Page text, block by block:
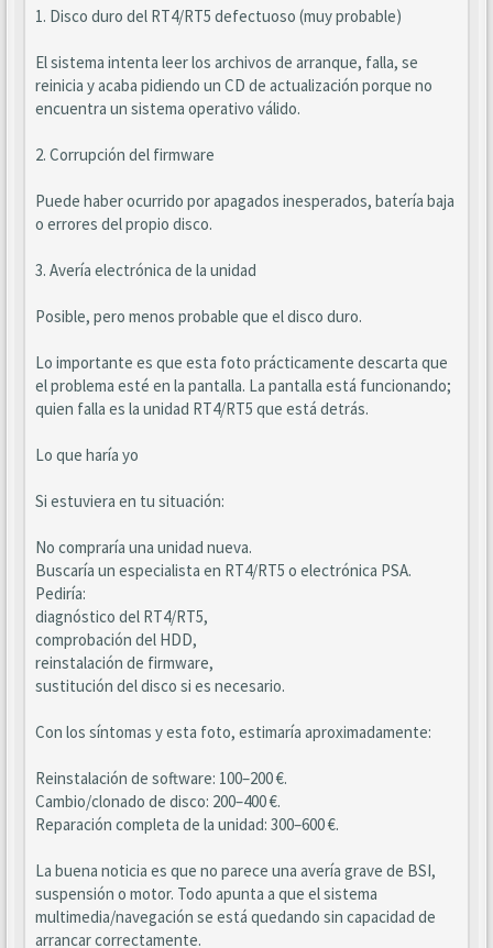
1. Disco duro del RT4/RT5 defectuoso (muy probable)
El sistema intenta leer los archivos de arranque, falla, se
reinicia y acaba pidiendo un CD de actualización porque no
encuentra un sistema operativo válido.
2. Corrupción del firmware
Puede haber ocurrido por apagados inesperados, batería baja
o errores del propio disco.
3. Avería electrónica de la unidad
Posible, pero menos probable que el disco duro.
Lo importante es que esta foto prácticamente descarta que
el problema esté en la pantalla. La pantalla está funcionando;
quien falla es la unidad RT4/RT5 que está detrás.
Lo que haría yo
Si estuviera en tu situación:
No compraría una unidad nueva.
Buscaría un especialista en RT4/RT5 o electrónica PSA.
Pediría:
diagnóstico del RT4/RT5,
comprobación del HDD,
reinstalación de firmware,
sustitución del disco si es necesario.
Con los síntomas y esta foto, estimaría aproximadamente:
Reinstalación de software: 100–200 €.
Cambio/clonado de disco: 200–400 €.
Reparación completa de la unidad: 300–600 €.
La buena noticia es que no parece una avería grave de BSI,
suspensión o motor. Todo apunta a que el sistema
multimedia/navegación se está quedando sin capacidad de
arrancar correctamente.